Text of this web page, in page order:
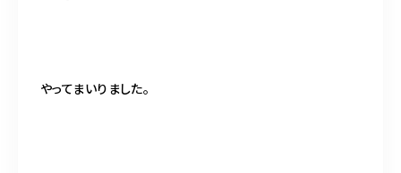
やってまいりました。